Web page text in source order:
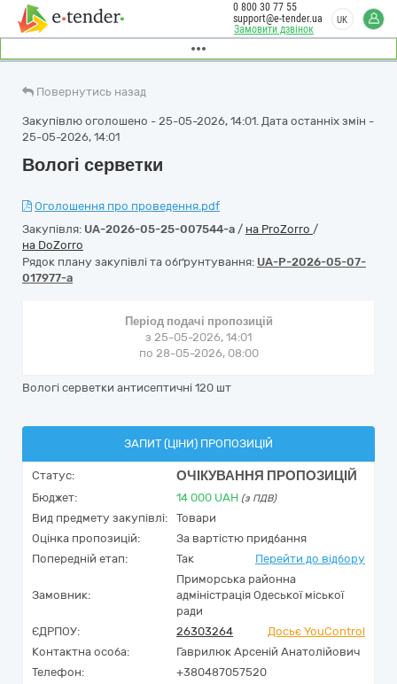
Замовити дзвінок
0 800 30 77 55
support@e-tender.ua
UK
Повернутись назад
Закупівлю оголошено - 25-05-2026, 14:01. Дата останніх змін -
25-05-2026, 14:01
Вологі серветки
Оголошення про проведення.pdf
Закупівля: UA-2026-05-25-007544-a / на ProZorro /
на DoZorro
Рядок плану закупівлі та обґрунтування: UA-P-2026-05-07-
017977-a
Період подачі пропозицій
з 25-05-2026, 14:01
по 28-05-2026, 08:00
Вологі серветки антисептичні 120 шт
ЗАПИТ (ЦІНИ) ПРОПОЗИЦІЙ
Статус: ОЧІКУВАННЯ ПРОПОЗИЦІЙ
Бюджет: 14 000 UAH (з ПДВ)
Вид предмету закупівлі:
Товари
Оцінка пропозицій:
За вартістю придбання
Попередній етап:
Так Перейти до відбору
Замовник:
Приморська районна
адміністрація Одеської міської
ради
ЄДРПОУ:
26303264
Досьє YouControl
Контактна особа:
Гаврилюк Арсеній Анатолійович
Телефон:
+380487057520